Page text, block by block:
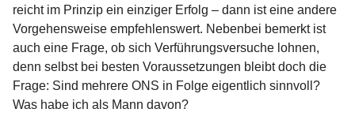
reicht im Prinzip ein einziger Erfolg – dann ist eine andere
Vorgehensweise empfehlenswert. Nebenbei bemerkt ist
auch eine Frage, ob sich Verführungsversuche lohnen,
denn selbst bei besten Voraussetzungen bleibt doch die
Frage: Sind mehrere ONS in Folge eigentlich sinnvoll?
Was habe ich als Mann davon?